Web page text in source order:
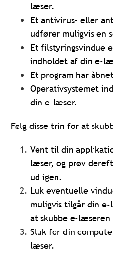
læser.
Et antivirus- eller
udfører muligvis en
Et filstyringsvindue
indholdet af din e-
Et program har
Operativsystemet
din e-læser.
Følg disse trin for at
Vent til din
læser, og prøv
ud igen.
Luk eventuelle
muligvis tilgår din
at skubbe e-læseren
Sluk for din
læser.